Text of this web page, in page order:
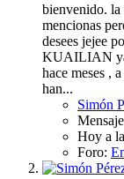
bienvenido. la
mencionas
desees jejee
KUAILIAN ya
hace meses ,
han...
Simón
Hoy a
Foro: